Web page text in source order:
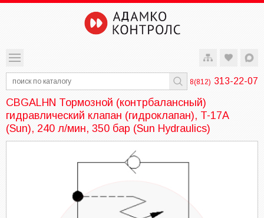
8(812) 313-22-07
CBGALHN Тормозной (контрбалансный)
гидравлический клапан (гидроклапан), T-17A
(Sun), 240 л/мин, 350 бар (Sun Hydraulics)